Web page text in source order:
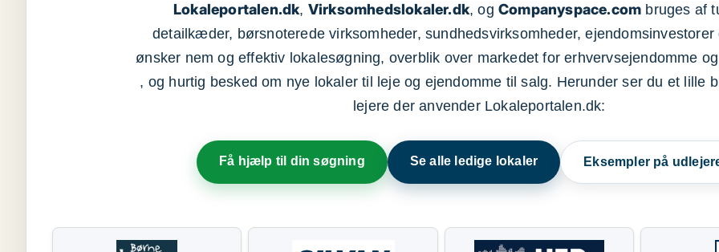
Lokaleportalen.dk, Virksomhedslokaler.dk, og Companyspace.com bruges af
detailkæder, børsnoterede virksomheder, sundhedsvirksomheder, ejendomsinvestorer
ønsker nem og effektiv lokalesøgning, overblik over markedet for erhvervsejendomme
, og hurtig besked om nye lokaler til leje og ejendomme til salg. Herunder ser du et lille
lejere der anvender Lokaleportalen.dk:
Få hjælp til din søgning Se alle ledige lokaler Eksempler på